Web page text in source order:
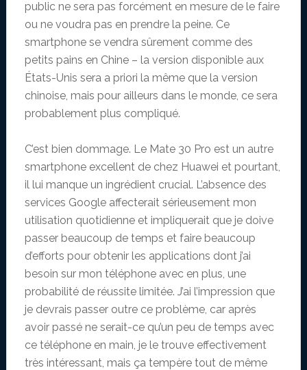
public ne sera pas forcément en mesure de le faire
ou ne voudra pas en prendre la peine. Ce
smartphone se vendra sûrement comme des
petits pains en Chine – la version disponible aux
États-Unis sera a priori la même que la version
chinoise, mais pour ailleurs dans le monde, ce sera
probablement plus compliqué.
C’est bien dommage. Le Mate 30 Pro est un autre
smartphone excellent de chez Huawei et pourtant,
il lui manque un ingrédient crucial. L’absence des
services Google affecterait sérieusement mon
utilisation quotidienne et impliquerait que je doive
passer beaucoup de temps et faire beaucoup
d’efforts pour obtenir les applications dont j’ai
besoin sur mon téléphone avec en plus, une
probabilité de réussite limitée. J’ai l’impression que
je devrais passer outre ce problème, car après
avoir passé ne serait-ce qu’un peu de temps avec
ce téléphone en main, je le trouve effectivement
très intéressant, mais ça tempère tout de même